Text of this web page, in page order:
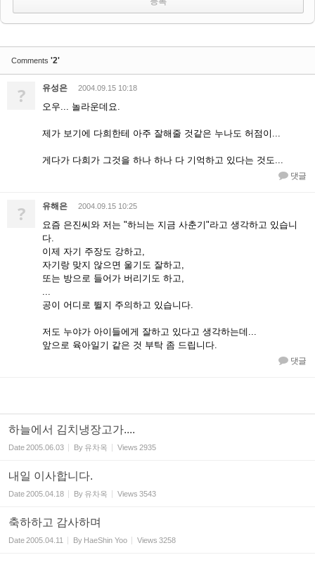
Comments '2'
? 유성은 2004.09.15 10:18
오우... 놀라운데요.
제가 보기에 다희한테 아주 잘해줄 것같은 누나도 허점이...
게다가 다희가 그것을 하나 하나 다 기억하고 있다는 것도...
댓글
? 유해은 2004.09.15 10:25
요즘 은진씨와 저는 "하늬는 지금 사춘기"라고 생각하고 있습니
다.
이제 자기 주장도 강하고,
자기랑 맞지 않으면 울기도 잘하고,
또는 방으로 들어가 버리기도 하고,
...
공이 어디로 뛸지 주의하고 있습니다.
저도 누야가 아이들에게 잘하고 있다고 생각하는데...
앞으로 육아일기 같은 것 부탁 좀 드립니다.
댓글
하늘에서 김치냉장고가....
Date2005.06.03 By 유차옥 Views 2935
내일 이사합니다.
Date2005.04.18 By 유차옥 Views 3543
축하하고 감사하며
Date2005.04.11 By HaeShin Yoo Views 3258